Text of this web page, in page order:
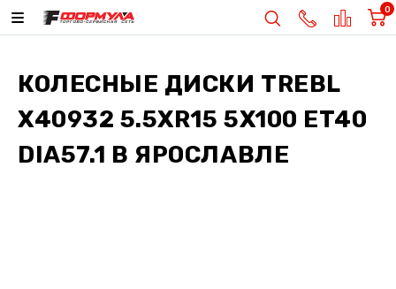
0
КОЛЕСНЫЕ ДИСКИ TREBL
X40932 5.5XR15 5X100 ET40
DIA57.1 В ЯРОСЛАВЛЕ